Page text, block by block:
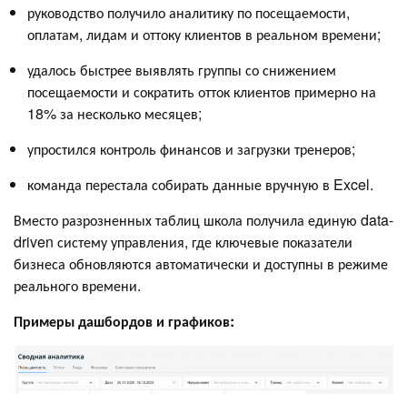
руководство получило аналитику по посещаемости,
оплатам, лидам и оттоку клиентов в реальном времени;
удалось быстрее выявлять группы со снижением
посещаемости и сократить отток клиентов примерно на
18% за несколько месяцев;
упростился контроль финансов и загрузки тренеров;
команда перестала собирать данные вручную в Excel.
Вместо разрозненных таблиц школа получила единую data-
driven систему управления, где ключевые показатели
бизнеса обновляются автоматически и доступны в режиме
реального времени.
Примеры дашбордов и графиков: